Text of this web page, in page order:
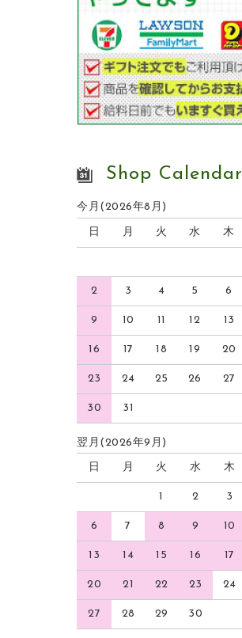
Shop Calendar
今月(2026年8月)
日 月 火 水 木
2 3 4 5 6
9 10 11 12 13
16 17 18 19 20
23 24 25 26 27
30 31
翌月(2026年9月)
日 月 火 水 木
1 2 3
6 7 8 9 10
13 14 15 16 17
20 21 22 23 24
27 28 29 30